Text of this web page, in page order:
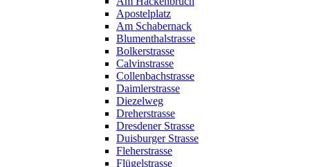
Apostelplatz
Am Schabernack
Blumenthalstrasse
Bolkerstrasse
Calvinstrasse
Collenbachstrasse
Daimlerstrasse
Diezelweg
Dreherstrasse
Dresdener Strasse
Duisburger Strasse
Fleherstrasse
Flügelstrasse